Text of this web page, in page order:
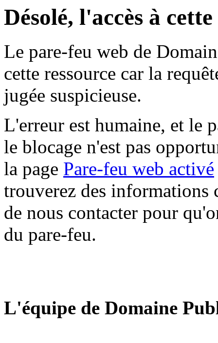
Désolé, l'accès à
Le pare-feu web de
cette ressource car la
jugée suspicieuse.
L'erreur est humaine, et le
le blocage n'est pas
la page Pare-feu web activé
trouverez des informations
de nous contacter pour
du pare-feu.
L'équipe de Domaine